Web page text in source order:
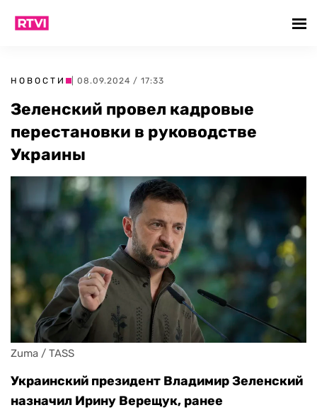
НОВОСТИ | 08.09.2024 / 17:33
Зеленский провел кадровые
перестановки в руководстве
Украины
Zuma / TASS
Украинский президент Владимир Зеленский
назначил Ирину Верещук, ранее